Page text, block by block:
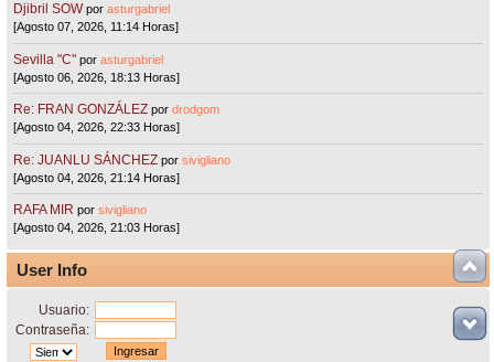
Djibril SOW porasturgabriel
[Agosto 07, 2026, 11:14 Horas]
Sevilla "C"porasturgabriel
[Agosto 06, 2026, 18:13 Horas]
Re: FRAN GONZÁLEZ pordrodgom
[Agosto 04, 2026, 22:33 Horas]
Re: JUANLU SÁNCHEZ porsivigliano
[Agosto 04, 2026, 21:14 Horas]
RAFA MIR porsivigliano
[Agosto 04, 2026, 21:03 Horas]
User Info
Usuario:
Contraseña: